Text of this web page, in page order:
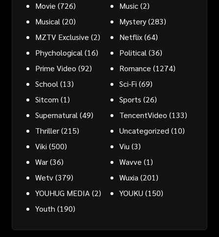
Movie (726) Music(2)
Musical (20) Mystery(283)
MZTV Exclusive (2) Netflix(64)
Phychological (16) Political (36)
Prime Video (92) Romance (1274)
School (13) Sci-Fi (69)
Sitcom (1) Sports (26)
Supernatural (49) TencentVideo (133)
Thriller(215) Uncategorized (10)
Viki (500) Viu (3)
War(36) Wavve (1)
Wetv(379) Wuxia (201)
YOUHUG MEDIA (2) YOUKU (150)
Youth (190)